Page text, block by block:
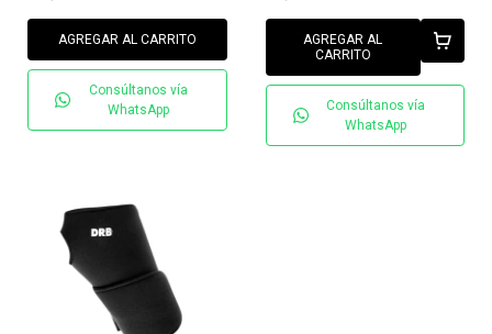
AGREGAR AL CARRITO
Consúltanos vía
WhatsApp
AGREGAR AL
CARRITO
Consúltanos vía
WhatsApp